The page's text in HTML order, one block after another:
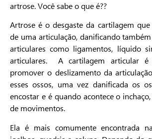
artrose. Você sabe o que é??
Artrose é o desgaste da cartilagem
de uma articulação, danificando
articulares como ligamentos, líquido
articulares. A cartilagem articular é
promover o deslizamento da
esses ossos, uma vez danificada os
encostar e é quando acontece o
de movimentos.
Ela é mais comumente encontrada